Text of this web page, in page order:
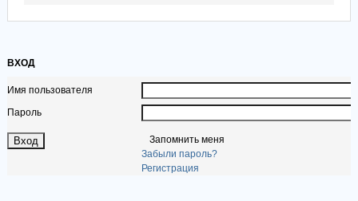
ВХОД
Имя пользователя
Пароль
Запомнить меня
Забыли пароль?
Регистрация